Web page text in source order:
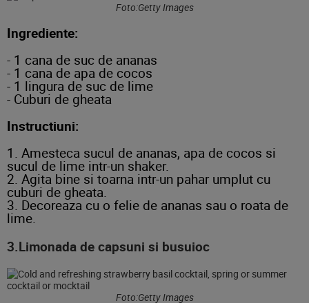
Foto:Getty Images
Ingrediente:
- 1 cana de suc de ananas
- 1 cana de apa de cocos
- 1 lingura de suc de lime
- Cuburi de gheata
Instructiuni:
1. Amesteca sucul de ananas, apa de cocos si
sucul de lime intr-un shaker.
2. Agita bine si toarna intr-un pahar umplut cu
cuburi de gheata.
3. Decoreaza cu o felie de ananas sau o roata de
lime.
3.Limonada de capsuni si busuioc
Foto:Getty Images